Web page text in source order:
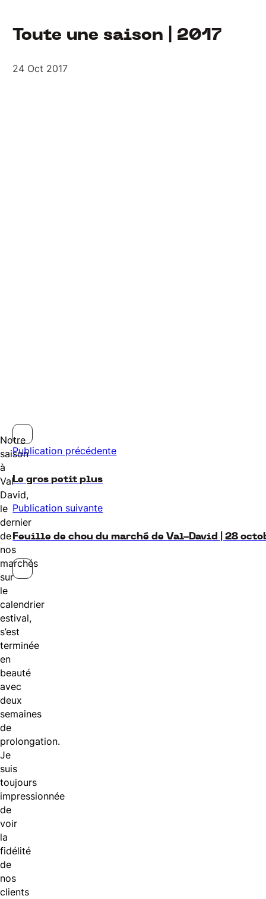
Toute une saison | 2017
24 Oct 2017
Notre
saison
à
Val-
David,
le
dernier
de
nos
marchés
sur
le
calendrier
estival,
s’est
terminée
en
beauté
avec
deux
semaines
de
prolongation.
Je
suis
toujours
impressionnée
de
voir
la
fidélité
de
nos
clients
Publication précédente
Le gros petit plus
Publication suivante
Feuille de chou du marché de Val-David | 28